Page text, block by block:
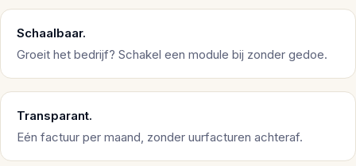
Schaalbaar.
Groeit het bedrijf? Schakel een module bij zonder gedoe.
Transparant.
Eén factuur per maand, zonder uurfacturen achteraf.